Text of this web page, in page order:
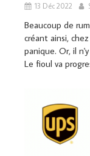
13 Déc 2022
Beaucoup de
créant ainsi,
panique. Or, il
Le fioul va